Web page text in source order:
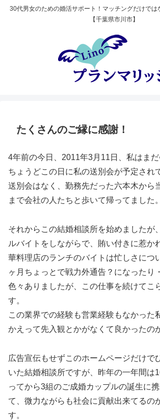
30代男女のための婚活サポート！マッチングだけでは
【千葉県市川市】
たくさんのご縁に感謝！
4年前の今日、2011年3月11日、私はまだ
ちょうどこの日に私の送別会が予定され
送別会はなく、勤務先だった六本木から
まで会社の人たちと歩いて帰ってました。
それからこの結婚相談所を始めましたが
ルバイトをしながらで、賄い付きに惹か
華料理店のランチのバイトは忙しさにつ
ヶ月ちょっとで戦力外通告？になったり
色々ありましたが、この仕事を続けてこ
す。
この業界での経験も営業経験もなかった
かえって先入観とかがなくて良かったの
広告宣伝もせずこのホームページだけで
いた結婚相談所ですが、昨年の一年間は
ってから3組のご成婚カップルの誕生に
て、微力ながらも社会に貢献出来てるの
す。